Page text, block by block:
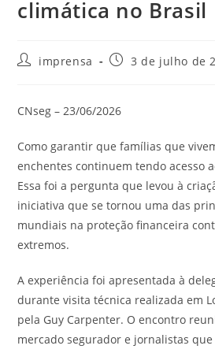
climática no Brasil
imprensa 3 de julho de
CNseg – 23/06/2026
Como garantir que famílias que
enchentes continuem tendo acesso
Essa foi a pergunta que levou à
iniciativa que se tornou uma das
mundiais na proteção financeira
extremos.
A experiência foi apresentada à
durante visita técnica realizada em
pela Guy Carpenter. O encontro
mercado segurador e jornalistas